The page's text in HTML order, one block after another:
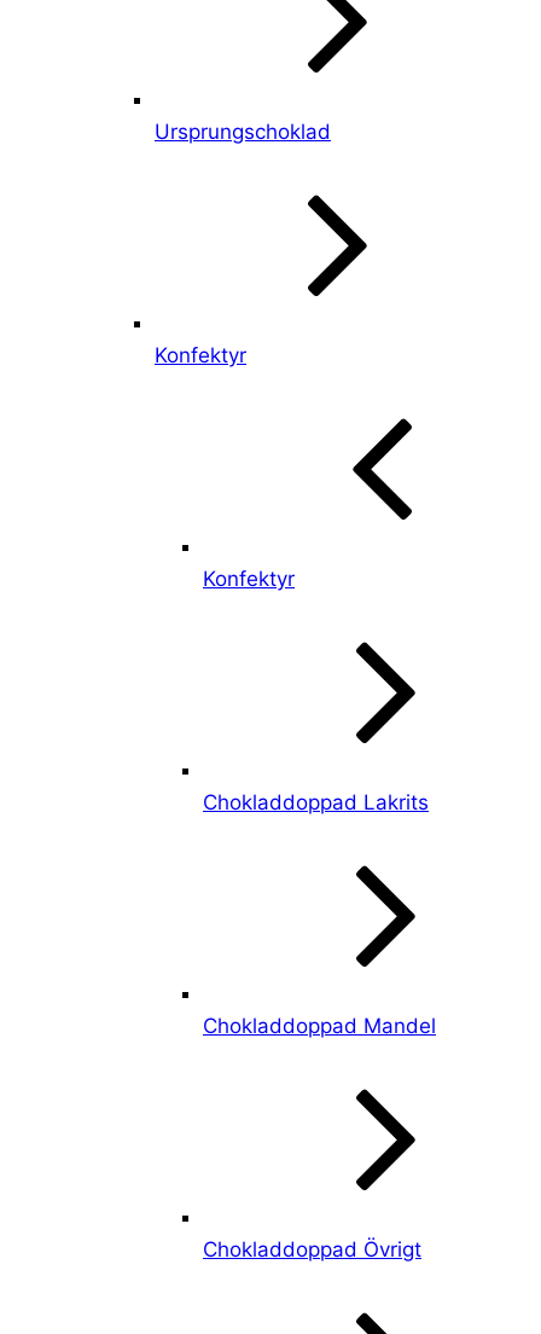
Ursprungschoklad
Konfektyr
Konfektyr
Chokladdoppad Lakrits
Chokladdoppad Mandel
Chokladdoppad Övrigt